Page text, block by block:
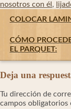
nosotros con él ,
Navegación
entradas
COLOCAR
CÓMO
EL PARQUET:
Deja una
Tu dirección de
campos obligatorios